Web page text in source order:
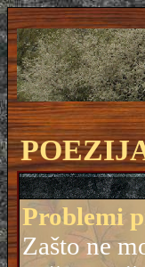
Problemi
Zašto ne